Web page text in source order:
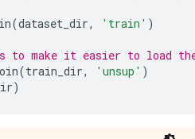
(dataset_dir, 'train' )
to make it easier to load
(train_dir, 'unsup' )
)